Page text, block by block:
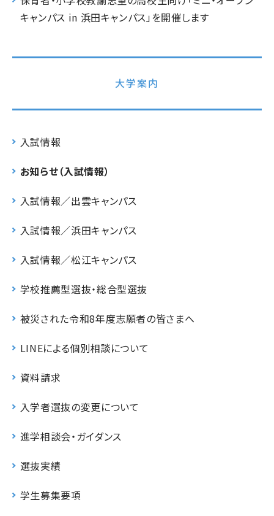
キャンパス in 浜田キャンパス」を開催します
大学案内
入試情報
お知らせ（入試情報）
入試情報／出雲キャンパス
入試情報／浜田キャンパス
入試情報／松江キャンパス
学校推薦型選抜・総合型選抜
被災された令和8年度志願者の皆さまへ
LINEによる個別相談について
資料請求
入学者選抜の変更について
進学相談会・ガイダンス
選抜実績
学生募集要項